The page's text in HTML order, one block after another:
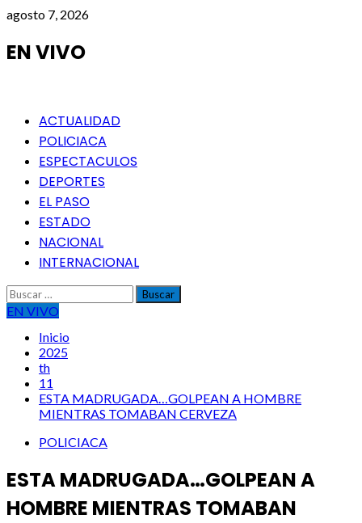
Saltar
contenido
agosto 7, 2026
EN VIVO
Menú
principal
ACTUALIDAD
POLICIACA
ESPECTACULOS
DEPORTES
EL PASO
ESTADO
NACIONAL
INTERNACIONAL
Buscar:
EN VIVO
Inicio
2025
th
11
ESTA MADRUGADA…GOLPEAN A HOMBRE
MIENTRAS TOMABAN CERVEZA
POLICIACA
ESTA MADRUGADA…GOLPEAN A
HOMBRE MIENTRAS TOMABAN